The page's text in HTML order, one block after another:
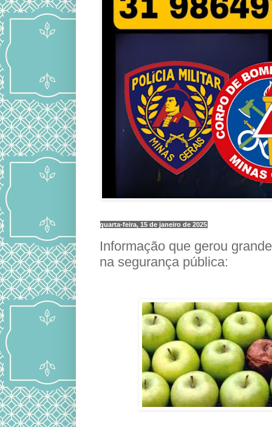
quarta-feira, 15 de janeiro de 2025
Informação que gerou
na segurança pública: